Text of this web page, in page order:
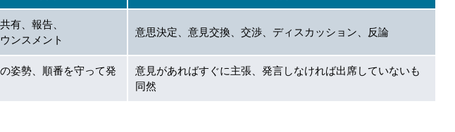
有、報告、
ンスメント
意思決定、意見交換、交渉、ディスカッション、反論
姿勢、順番を守って発
意見があればすぐに主張、発言しなければ出席していないも
同然